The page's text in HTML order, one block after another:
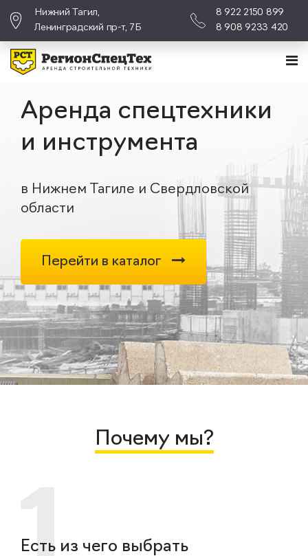
Нижний Тагил,
Ленинградский пр-т, 7Б
8 922 2150 899
8 908 9233 420
Аренда спецтехники
и инструмента
в Нижнем Тагиле и Свердловской
области
Перейти в каталог
Почему мы?
Есть из чего выбрать